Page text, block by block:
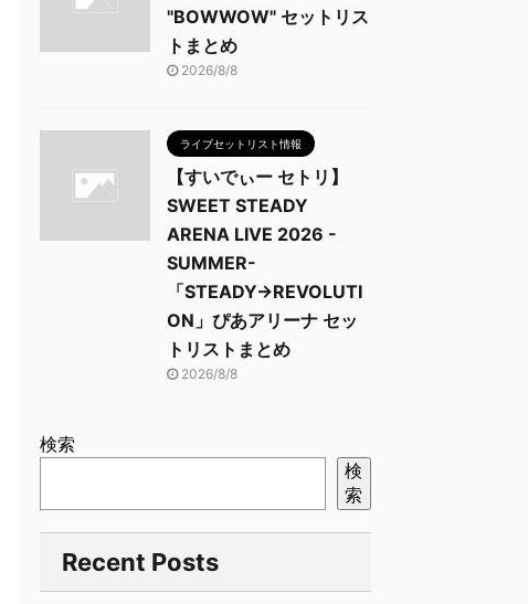
"BOWWOW" セットリス
トまとめ
2026/8/8
ライブセットリスト情報
【すいでぃー セトリ】
SWEET STEADY
ARENA LIVE 2026 -
SUMMER-
「STEADY→REVOLUTI
ON」ぴあアリーナ セッ
トリストまとめ
2026/8/8
検索
検
索
Recent Posts